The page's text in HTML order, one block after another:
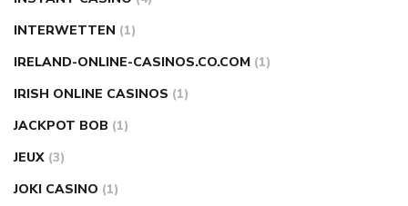
INTERWETTEN (1)
IRELAND-ONLINE-CASINOS.CO.COM (1)
IRISH ONLINE CASINOS (1)
JACKPOT BOB (1)
JEUX (3)
JOKI CASINO (1)